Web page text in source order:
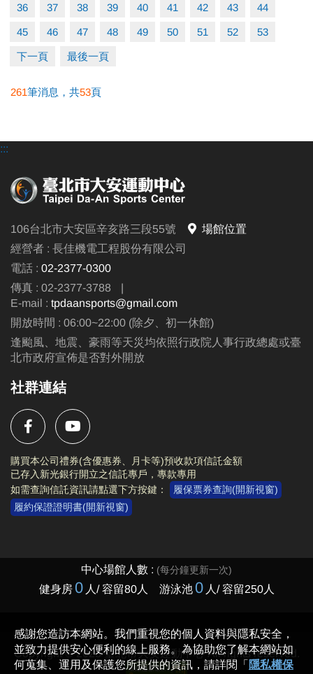
36 37 38 39 40 41 42 43 44
45 46 47 48 49 50 51 52 53
下一頁 最後一頁
261筆消息，共53頁
:::
106台北市大安區辛亥路三段55號
場館位置
經營者 : 長佳機電工程股份有限公司
電話 : 02-2377-0300
傳真 : 02-2377-3788
|
E-mail : tpdaansports@gmail.com
開放時間 : 06:00~22:00 (除夕、初一休館)
逢颱風、地震、豪雨等天災均依照行政院人事行政總處或臺
北市政府宣佈是否對外開放
社群連結
購買本公司禮券(含優惠券、月卡等)預收款項信託金額
已存入新光銀行開立之信託專戶，專款專用
如需查詢信託資訊請點選下方按鍵：
履保票券查詢(開新視窗)
履約保證證明書(開新視窗)
Copyright © 2023 臺北市大安運動中心 All rights reserved.